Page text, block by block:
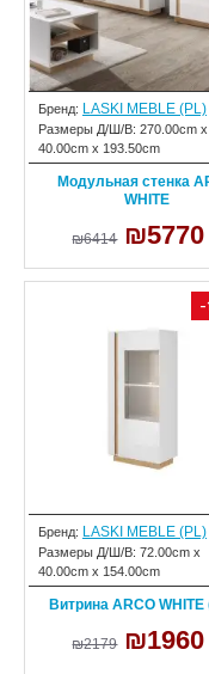
Бренд: LASKI MEBLE (PL)
Размеры Д/Ш/В: 270.00cm x
40.00cm x 193.50cm
Модульная стенка
WHITE
₪6414 ₪5770
-
Бренд: LASKI MEBLE (PL)
Размеры Д/Ш/В: 72.00cm x
40.00cm x 154.00cm
Витрина ARCO WHITE
₪2179 ₪1960